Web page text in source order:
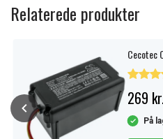
Relaterede produkter
Cecotec
269
På